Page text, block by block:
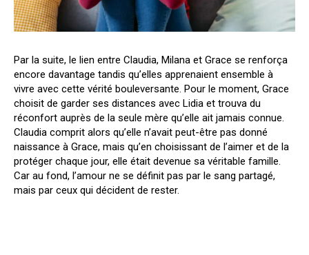
Par la suite, le lien entre Claudia, Milana et Grace se renforça
encore davantage tandis qu’elles apprenaient ensemble à
vivre avec cette vérité bouleversante. Pour le moment, Grace
choisit de garder ses distances avec Lidia et trouva du
réconfort auprès de la seule mère qu’elle ait jamais connue.
Claudia comprit alors qu’elle n’avait peut-être pas donné
naissance à Grace, mais qu’en choisissant de l’aimer et de la
protéger chaque jour, elle était devenue sa véritable famille.
Car au fond, l’amour ne se définit pas par le sang partagé,
mais par ceux qui décident de rester.